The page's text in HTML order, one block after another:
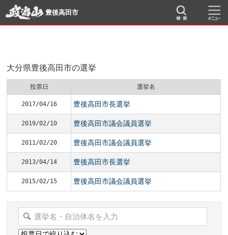
豊後高田市
大分県豊後高田市の選挙
投票日 選挙名
2017/04/16 豊後高田市長選挙
2019/02/10 豊後高田市議会議員選挙
2011/02/20 豊後高田市議会議員選挙
2013/04/14 豊後高田市長選挙
2015/02/15 豊後高田市議会議員選挙